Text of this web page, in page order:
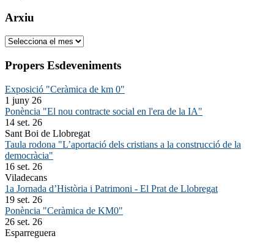
Arxiu
Arxiu
Propers Esdeveniments
Exposició "Ceràmica de km 0"
1 juny 26
Ponència "El nou contracte social en l'era de la IA"
14 set. 26
Sant Boi de Llobregat
Taula rodona "L’aportació dels cristians a la construcció de la
democràcia"
16 set. 26
Viladecans
1a Jornada d’Història i Patrimoni - El Prat de Llobregat
19 set. 26
Ponència "Ceràmica de KM0"
26 set. 26
Esparreguera